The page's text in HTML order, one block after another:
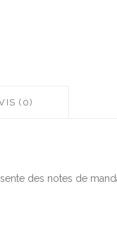
(0)
des notes de